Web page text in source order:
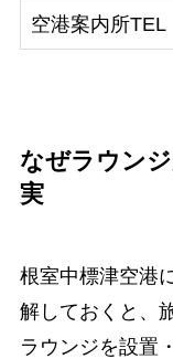
空港案内所TEL
なぜラウン
実
根室中標津空港
解しておくと、
ラウンジを設置